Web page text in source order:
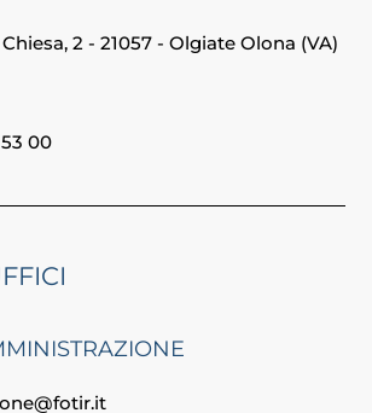
2 - 21057 - Olgiate Olona (VA)
00